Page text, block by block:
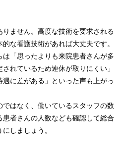
ません。高度な技術を要求される
な看護技術があれば大丈夫です。
「思ったよりも来院患者さんが多
れているため連休が取りにくい」
遇に差がある」といった声も上がっ
はなく、働いているスタッフの数
者さんの人数なども確認して総合
しましょう。